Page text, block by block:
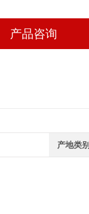
产品咨询
产地类别